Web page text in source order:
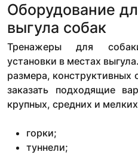
Оборудование
выгула собак
Тренажеры для
установки в местах
размера,
заказать подходящие
крупных, средних и
горки;
туннели;